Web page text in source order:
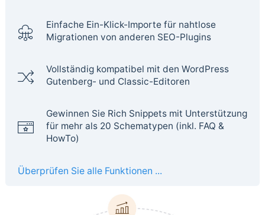
Einfache Ein-Klick-Importe für nahtlose
Migrationen von anderen SEO-Plugins
Vollständig kompatibel mit den WordPress
Gutenberg- und Classic-Editoren
Gewinnen Sie Rich Snippets mit Unterstützung
für mehr als 20 Schematypen (inkl. FAQ &
HowTo)
Überprüfen Sie alle Funktionen ...